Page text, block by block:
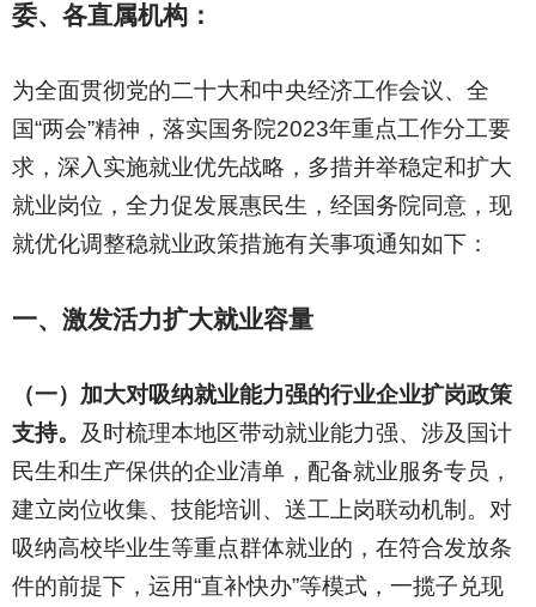
委、各直属机构：
为全面贯彻党的二十大和中央经济工作会议、全
国“两会”精神，落实国务院2023年重点工作分工要
求，深入实施就业优先战略，多措并举稳定和扩大
就业岗位，全力促发展惠民生，经国务院同意，现
就优化调整稳就业政策措施有关事项通知如下：
一、激发活力扩大就业容量
（一）加大对吸纳就业能力强的行业企业扩岗政策
支持。
及时梳理本地区带动就业能力强、涉及国计
民生和生产保供的企业清单，配备就业服务专员，
建立岗位收集、技能培训、送工上岗联动机制。对
吸纳高校毕业生等重点群体就业的，在符合发放条
件的前提下，运用“直补快办”等模式，一揽子兑现